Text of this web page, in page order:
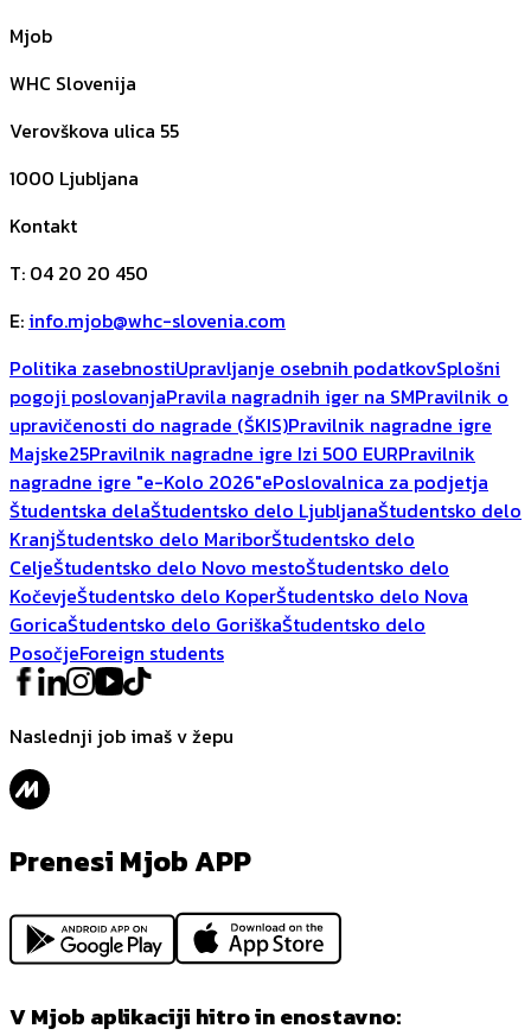
Mjob
WHC Slovenija
Verovškova ulica 55
1000 Ljubljana
Kontakt
T: 04 20 20 450
E: info.mjob@whc-slovenia.com
Politika zasebnostiUpravljanje osebnih podatkovSplošni
pogoji poslovanjaPravila nagradnih iger na SMPravilnik o
upravičenosti do nagrade (ŠKIS)Pravilnik nagradne igre
Majske25Pravilnik nagradne igre Izi 500 EURPravilnik
nagradne igre "e-Kolo 2026"ePoslovalnica za podjetja
Študentska delaŠtudentsko delo LjubljanaŠtudentsko delo
KranjŠtudentsko delo MariborŠtudentsko delo
CeljeŠtudentsko delo Novo mestoŠtudentsko delo
KočevjeŠtudentsko delo KoperŠtudentsko delo Nova
GoricaŠtudentsko delo GoriškaŠtudentsko delo
PosočjeForeign students
Naslednji job imaš v žepu
Prenesi Mjob APP
V Mjob aplikaciji hitro in enostavno: